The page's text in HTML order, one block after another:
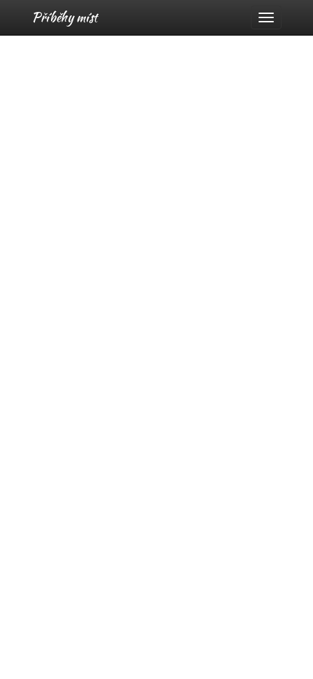
Příběhy míst Menu